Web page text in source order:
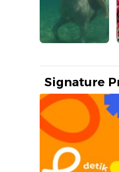
Signature